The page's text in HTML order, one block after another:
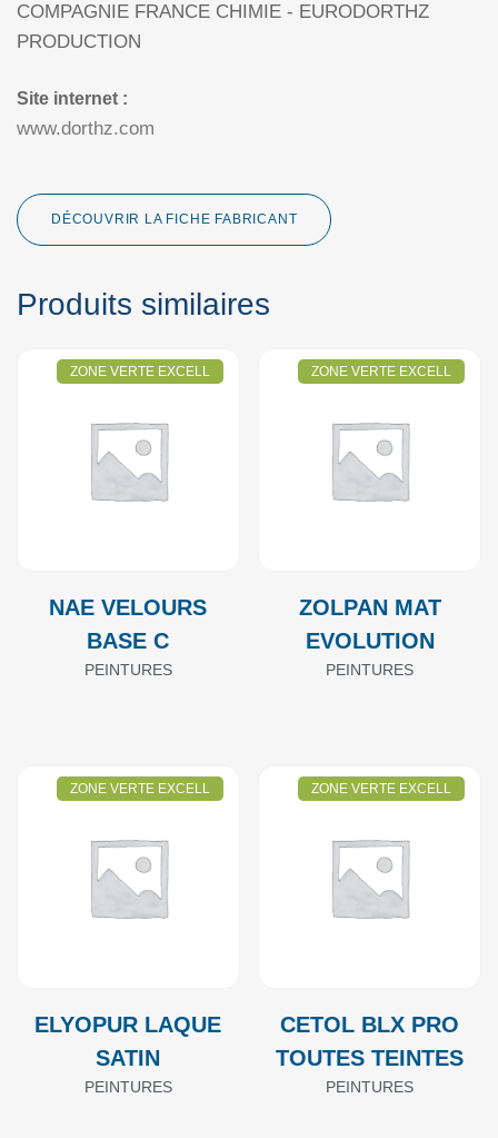
COMPAGNIE FRANCE CHIMIE - EURODORTHZ
PRODUCTION
Site internet :
www.dorthz.com
DÉCOUVRIR LA FICHE FABRICANT
Produits similaires
ZONE VERTE EXCELL
NAE VELOURS
BASE C
PEINTURES
ZONE VERTE EXCELL
ZOLPAN MAT
EVOLUTION
PEINTURES
ZONE VERTE EXCELL
ELYOPUR LAQUE
SATIN
PEINTURES
ZONE VERTE EXCELL
CETOL BLX PRO
TOUTES TEINTES
PEINTURES